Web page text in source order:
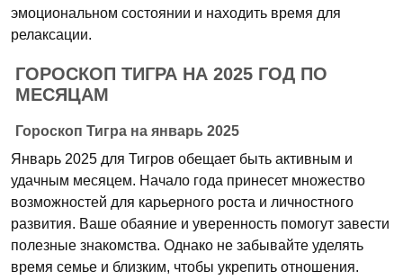
эмоциональном состоянии и находить время для
релаксации.
ГОРОСКОП ТИГРА НА 2025 ГОД ПО
МЕСЯЦАМ
Гороскоп Тигра на январь 2025
Январь 2025 для Тигров обещает быть активным и
удачным месяцем. Начало года принесет множество
возможностей для карьерного роста и личностного
развития. Ваше обаяние и уверенность помогут завести
полезные знакомства. Однако не забывайте уделять
время семье и близким, чтобы укрепить отношения.